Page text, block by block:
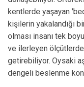
kentlerde yaşayan
kişilerin yakalandığı
olması insanı tek
ve ilerleyen ölçütlerde
getirebiliyor. Oysaki
dengeli beslenme